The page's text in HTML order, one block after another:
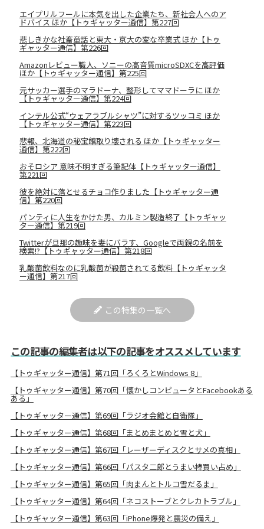
エイプリルフールに本気を出した企業たち、新社会人へのア
ドバイス ほか【トゥギャッター通信】第227回
悲しきかな社畜童話と東大・京大の変な卒業式 ほか【トゥ
ギャッター通信】第226回
Amazonレビュー職人、ソニーの高音質microSDXCを高評価
ほか【トゥギャッター通信】第225回
元サッカー選手のマラドーナ、整形してママドーラに ほか
【トゥギャッター通信】第224回
インテル公式“ウェアラブルシャツ”に対するツッコミ ほか
【トゥギャッター通信】第223回
悲報、北海道の秘宝館取り壊される ほか【トゥギャッター
通信】第222回
おそロシア 意味不明すぎる筆記体【トゥギャッター通信】
第221回
彼を絶対に落とせるチョコ作りました【トゥギャッター通
信】第220回
パンティに人生をかけた男、カルミン製造終了【トゥギャッ
ター通信】第219回
Twitterが旦那の趣味を妻にバラす、Googleで両親の名前を
検索!?【トゥギャッター通信】第218回
乳酸菌飲料なのに乳酸菌が殺菌されてる飲料【トゥギャッタ
ー通信】第217回
この特集の一覧へ
この記事の編集者は以下の記事をオススメしています
【トゥギャッター通信】第71回「ろくろとWindows 8」
【トゥギャッター通信】第70回「懐かしコンピュータとFacebookある
ある」
【トゥギャッター通信】第69回「ラジオ会館と自衛隊」
【トゥギャッター通信】第68回「まとめまとめと雪と犬」
【トゥギャッター通信】第67回「レーザーディスクとサメの真相」
【トゥギャッター通信】第66回「パスタ二郎とうまい棒買い占め」
【トゥギャッター通信】第65回「肉まんとトルコ雪だるま」
【トゥギャッター通信】第64回「ネコストーブとクレカトラブル」
【トゥギャッター通信】第63回「iPhone爆発と震災の備え」